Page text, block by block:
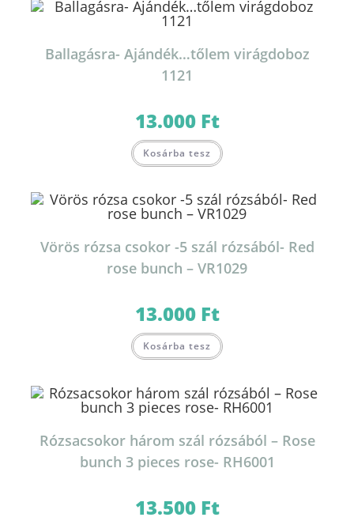
Ballagásra- Ajándék…tőlem virágdoboz
1121
13.000 Ft
Kosárba tesz
Vörös rózsa csokor -5 szál rózsából- Red
rose bunch – VR1029
13.000 Ft
Kosárba tesz
Rózsacsokor három szál rózsából – Rose
bunch 3 pieces rose- RH6001
13.500 Ft